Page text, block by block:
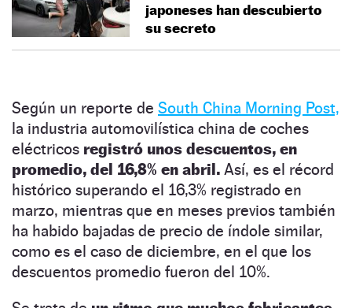
japoneses han descubierto
su secreto
Según un reporte de South China Morning Post,
la industria automovilística china de coches
eléctricos registró unos descuentos, en
promedio, del 16,8% en abril. Así, es el récord
histórico superando el 16,3% registrado en
marzo, mientras que en meses previos también
ha habido bajadas de precio de índole similar,
como es el caso de diciembre, en el que los
descuentos promedio fueron del 10%.